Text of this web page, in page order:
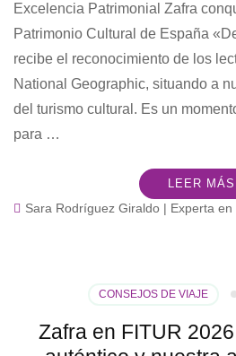
Excelencia Patrimonial Zafra
Patrimonio Cultural de España
recibe el reconocimiento de los
National Geographic, situando a
del turismo cultural. Es un
para …
LEER MÁS
Sara Rodríguez Giraldo | Experta
CONSEJOS DE VIAJE
Zafra en FITUR